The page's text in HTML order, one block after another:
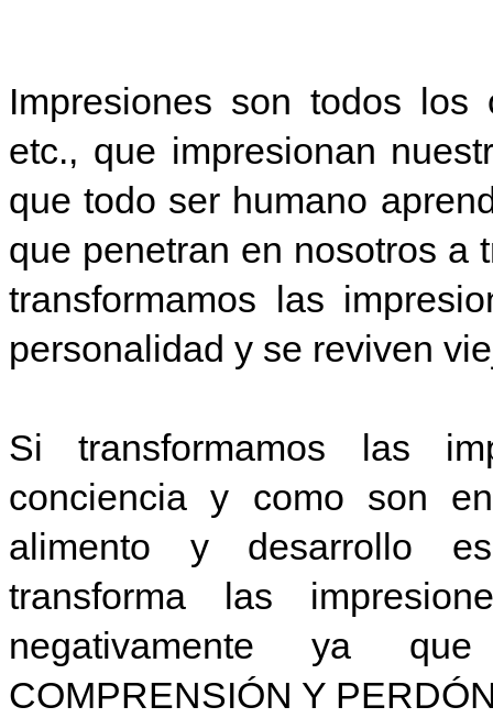
Impresiones son todos los
etc., que impresionan
que todo ser humano
que penetran en nosotros a
transformamos las
personalidad y se reviven
Si transformamos las
conciencia y como son
alimento y desarrollo
transforma las
negativamente ya
COMPRENSIÓN Y